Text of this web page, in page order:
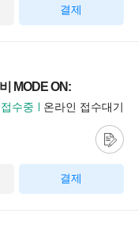
결제
MODE ON:
수중 온라인 접수대기
결제